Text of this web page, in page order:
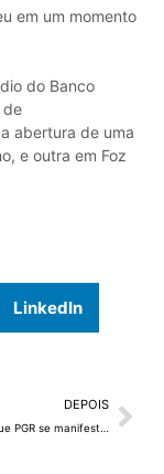
em um momento
do Banco
de
abertura de uma
e outra em Foz
LinkedIn
DEPOIS